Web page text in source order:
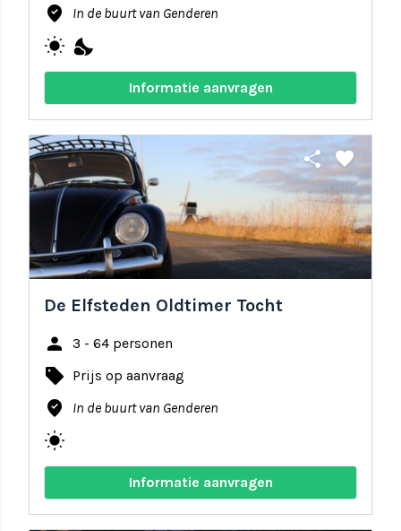
where_to_vote In de buurt van Genderen
wb_sunny nights_stay
Informatie aanvragen
share favorite
De Elfsteden Oldtimer Tocht
person 3 - 64 personen
local_offer Prijs op aanvraag
where_to_vote In de buurt van Genderen
wb_sunny
Informatie aanvragen